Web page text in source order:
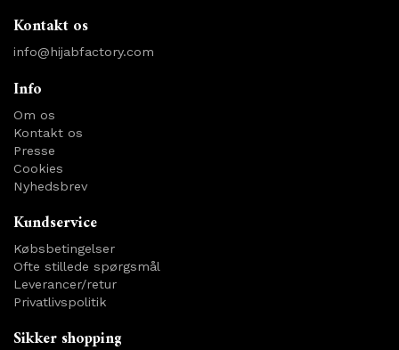
Kontakt os
info@hijabfactory.com
Info
Om os
Kontakt os
Presse
Cookies
Nyhedsbrev
Kundservice
Købsbetingelser
Ofte stillede spørgsmål
Leverancer/retur
Privatlivspolitik
Sikker shopping